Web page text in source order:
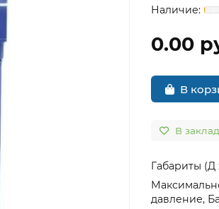
0.00
В
В
Габариты
давление,